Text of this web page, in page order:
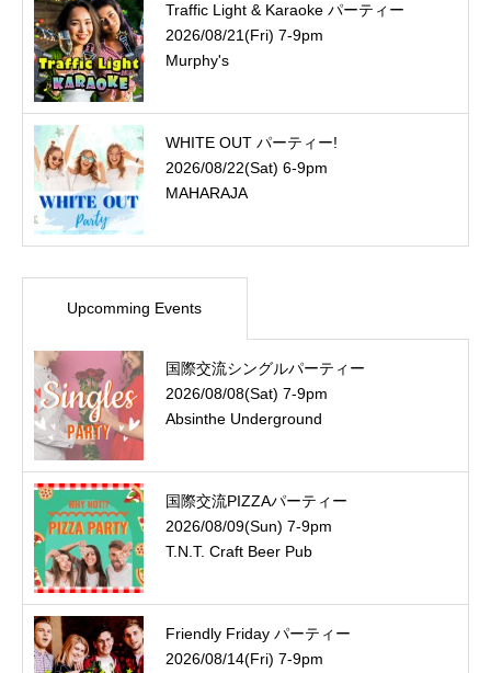
Traffic Light & Karaoke パーティー
2026/08/21(Fri) 7-9pm
Murphy's
WHITE OUT パーティー!
2026/08/22(Sat) 6-9pm
MAHARAJA
Upcomming Events
国際交流シングルパーティー
2026/08/08(Sat) 7-9pm
Absinthe Underground
国際交流PIZZAパーティー
2026/08/09(Sun) 7-9pm
T.N.T. Craft Beer Pub
Friendly Friday パーティー
2026/08/14(Fri) 7-9pm